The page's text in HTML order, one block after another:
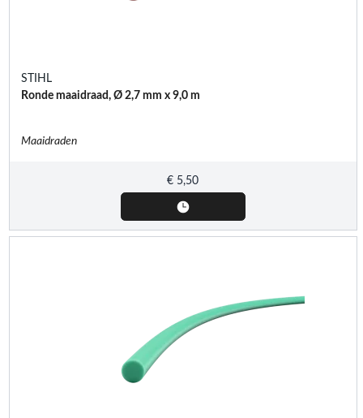
STIHL
Ronde maaidraad, Ø 2,7 mm x 9,0 m
Maaidraden
€ 5,50